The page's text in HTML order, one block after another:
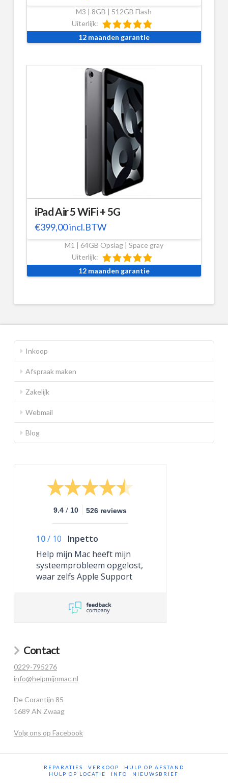
M3 | 8GB | 512GB Flash
Uiterlijk:
12 maanden garantie
iPad Air 5 WiFi + 5G
€399,00incl.BTW
M1 | 64GB Opslag | Space gray
Uiterlijk:
12 maanden garantie
Inkoop
Afspraak maken
Zakelijk
Webmail
Blog
9.4 / 10 526 reviews
10/ 10
Inpetto
Help mijn Mac heeft mijn
systeemprobleem opgelost,
waar zelfs Apple Support
Contact
0229-795276
info@helpmijnmac.nl
De Corantijn 85
1689 AN Zwaag
Volg ons op Facebook
REPARATIES VERKOOP
HULP OP AFSTAND
HULP OP LOCATIE
INFO NIEUWSBRIEF